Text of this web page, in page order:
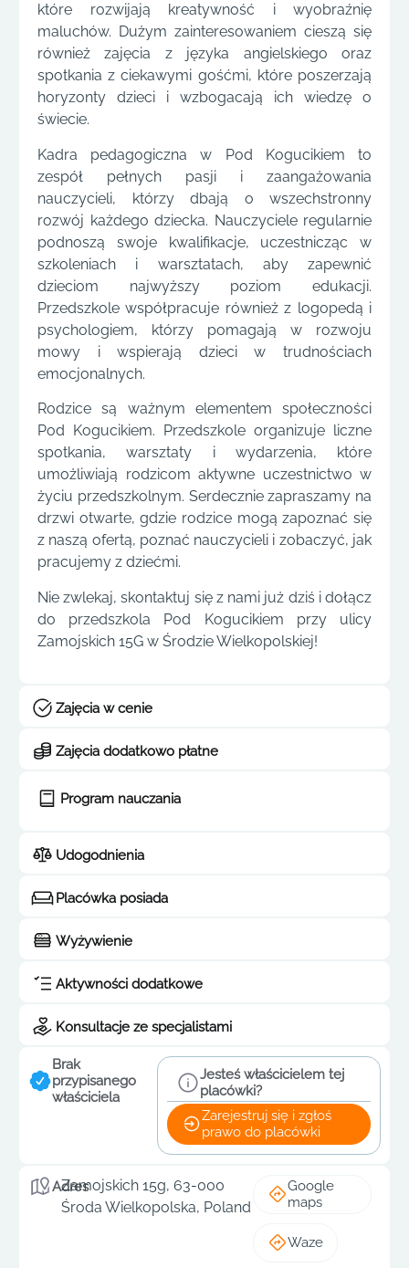
które rozwijają kreatywność i wyobraźnię
maluchów. Dużym zainteresowaniem cieszą się
również zajęcia z języka angielskiego oraz
spotkania z ciekawymi gośćmi, które poszerzają
horyzonty dzieci i wzbogacają ich wiedzę o
świecie.
Kadra pedagogiczna w Pod Kogucikiem to
zespół pełnych pasji i zaangażowania
nauczycieli, którzy dbają o wszechstronny
rozwój każdego dziecka. Nauczyciele regularnie
podnoszą swoje kwalifikacje, uczestnicząc w
szkoleniach i warsztatach, aby zapewnić
dzieciom najwyższy poziom edukacji.
Przedszkole współpracuje również z logopedą i
psychologiem, którzy pomagają w rozwoju
mowy i wspierają dzieci w trudnościach
emocjonalnych.
Rodzice są ważnym elementem społeczności
Pod Kogucikiem. Przedszkole organizuje liczne
spotkania, warsztaty i wydarzenia, które
umożliwiają rodzicom aktywne uczestnictwo w
życiu przedszkolnym. Serdecznie zapraszamy na
drzwi otwarte, gdzie rodzice mogą zapoznać się
z naszą ofertą, poznać nauczycieli i zobaczyć, jak
pracujemy z dziećmi.
Nie zwlekaj, skontaktuj się z nami już dziś i dołącz
do przedszkola Pod Kogucikiem przy ulicy
Zamojskich 15G w Środzie Wielkopolskiej!
Zajęcia w cenie
Zajęcia dodatkowo płatne
Program nauczania
Udogodnienia
Placówka posiada
Wyżywienie
Aktywności dodatkowe
Konsultacje ze specjalistami
Brak
przypisanego
właściciela
Jesteś właścicielem tej
placówki?
Zarejestruj się i zgłoś
prawo do placówki
Adres
Zamojskich 15g, 63-000
Środa Wielkopolska, Poland
Google
maps
Waze